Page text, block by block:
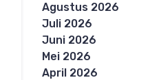
Agustus 2026
Juli 2026
Juni 2026
Mei 2026
April 2026